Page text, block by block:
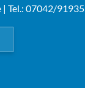
| Tel.: 07042/91935